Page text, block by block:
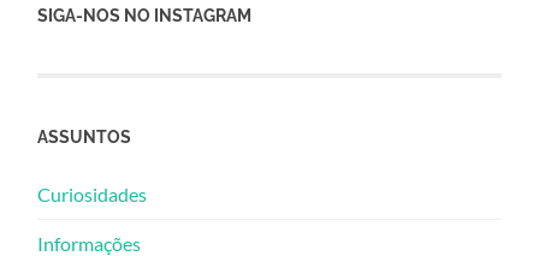
SIGA-NOS NO INSTAGRAM
ASSUNTOS
Curiosidades
Informações